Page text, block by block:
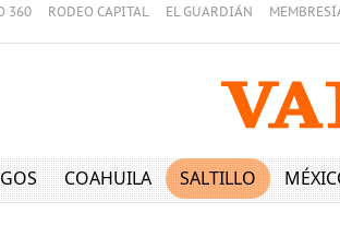
360 RODEO CAPITAL EL GUARDIÁN
COAHUILA SALTILLO